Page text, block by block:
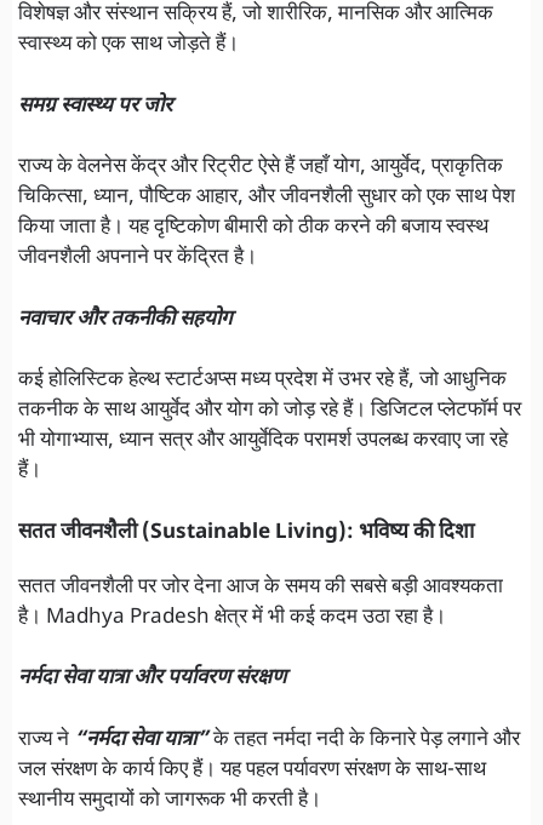
विशेषज्ञ और संस्थान सक्रिय हैं, जो शारीरिक, मानसिक और आत्मिक
स्वास्थ्य को एक साथ जोड़ते हैं।
समग्र स्वास्थ्य पर जोर
राज्य के वेलनेस केंद्र और रिट्रीट ऐसे हैं जहाँ योग, आयुर्वेद, प्राकृतिक
चिकित्सा, ध्यान, पौष्टिक आहार, और जीवनशैली सुधार को एक साथ पेश
किया जाता है। यह दृष्टिकोण बीमारी को ठीक करने की बजाय स्वस्थ
जीवनशैली अपनाने पर केंद्रित है।
नवाचार और तकनीकी सहयोग
कई होलिस्टिक हेल्थ स्टार्टअप्स मध्य प्रदेश में उभर रहे हैं, जो आधुनिक
तकनीक के साथ आयुर्वेद और योग को जोड़ रहे हैं। डिजिटल प्लेटफॉर्म पर
भी योगाभ्यास, ध्यान सत्र और आयुर्वेदिक परामर्श उपलब्ध करवाए जा रहे
हैं।
सतत जीवनशैली (Sustainable Living): भविष्य की दिशा
सतत जीवनशैली पर जोर देना आज के समय की सबसे बड़ी आवश्यकता
है। Madhya Pradesh क्षेत्र में भी कई कदम उठा रहा है।
नर्मदा सेवा यात्रा और पर्यावरण संरक्षण
राज्य ने “नर्मदा सेवा यात्रा”के तहत नर्मदा नदी के किनारे पेड़ लगाने और
जल संरक्षण के कार्य किए हैं। यह पहल पर्यावरण संरक्षण के साथ-साथ
स्थानीय समुदायों को जागरूक भी करती है।